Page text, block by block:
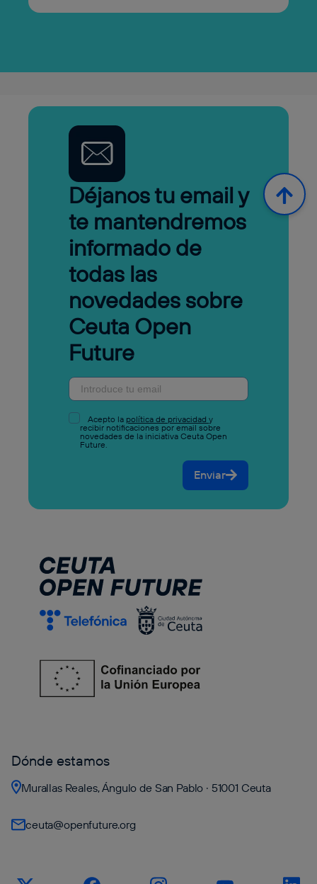
Déjanos tu email y
te mantendremos
informado de
todas las
novedades sobre
Ceuta Open
Future
Acepto la política de privacidad y
recibir notificaciones por email sobre
novedades de la iniciativa Ceuta Open
Future.
Enviar
Dónde estamos
Murallas Reales, Ángulo de San Pablo · 51001 Ceuta
ceuta@openfuture.org